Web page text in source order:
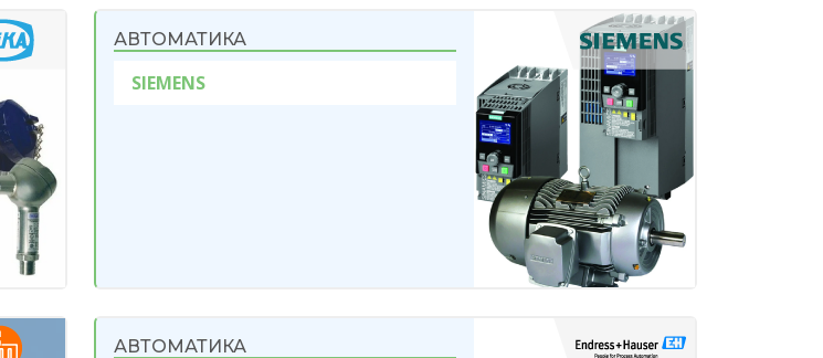
АВТОМАТИКА
SIEMENS
АВТОМАТИКА